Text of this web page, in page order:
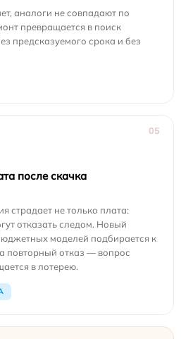
аналоги не совпадают по
превращается в поиск
предсказуемого срока и без
05
после скачка
страдает не только плата:
отказать следом. Новый
моделей подбирается к
повторный отказ — вопрос
в лотерею.